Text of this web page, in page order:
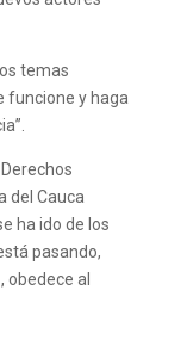
temas
funcione y haga
del Cauca
ha ido de los
pasando,
obedece al